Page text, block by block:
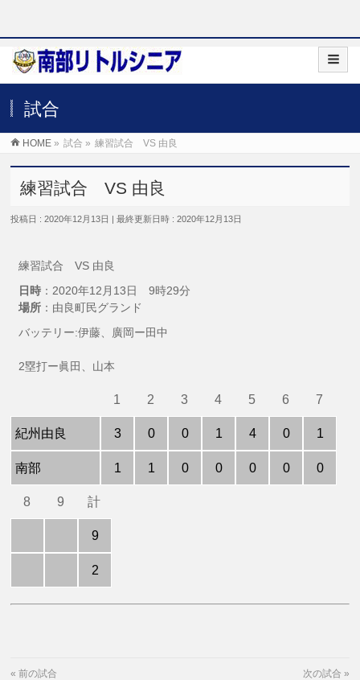
試合
HOME » 試合 » 練習試合 VS 由良
練習試合 VS 由良
投稿日 : 2020年12月13日 最終更新日時 : 2020年12月13日
練習試合 VS 由良
日時 ：2020年12月13日 9時29分
場所 ：由良町民グランド
バッテリー:伊藤、廣岡ー田中
2塁打ー眞田、山本
紀州由良
南部
1
3
1
2
0
1
3
0
0
4
1
0
5
4
0
6
0
0
7
1
0
8 9 計
9
2
«前の試合 次の試合 »